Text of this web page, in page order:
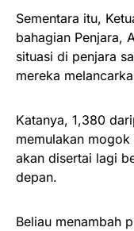
Sementara itu,
bahagian Penjara,
situasi di penjara
mereka
Katanya, 1,380
memulakan
akan disertai lagi
depan.
Beliau menambah